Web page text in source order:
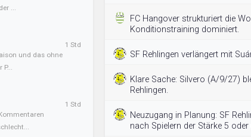
...
und das ohne
P...
1 Std
1 Std
FC Hangover strukturiert die
Konditionstraining dominiert.
SF Rehlingen verlängert mit
Klare Sache: Silvero (A/9/27)
Rehlingen.
Neuzugang in Planung: SF
nach Spielern der Stärke 5 oder